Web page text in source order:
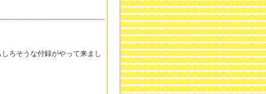
ろそうな付録がやって来まし